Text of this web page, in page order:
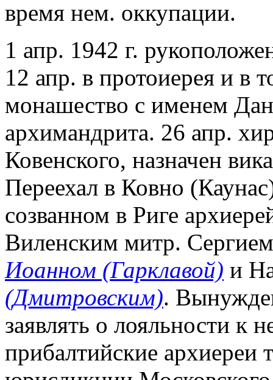
время нем. оккупации.
1 апр. 1942 г.
12 апр. в протоиерея и в
монашество с именем
архимандрита. 26 апр.
Ковенского, назначен
Переехал в Ковно
созванном в Риге
Виленским митр.
Иоанном (Гарклавой) и
(Дмитровским).
заявлять о лояльности к
прибалтийские